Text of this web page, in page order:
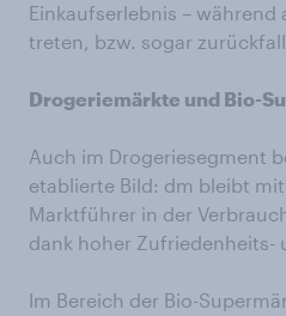
Einkaufserlebnis – während
treten, bzw. sogar
Drogeriemärkte und Bio-
Auch im Drogeriesegment
etablierte Bild: dm bleibt
Marktführer in der
dank hoher Zufriedenheits-
Im Bereich der Bio-